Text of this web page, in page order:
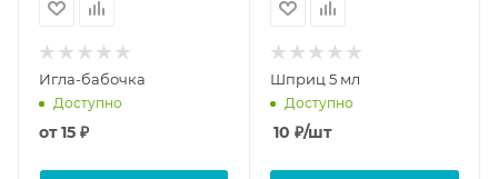
Игла-бабочка
Доступно
от15 ₽
Шприц 5 мл
Доступно
10 ₽/шт